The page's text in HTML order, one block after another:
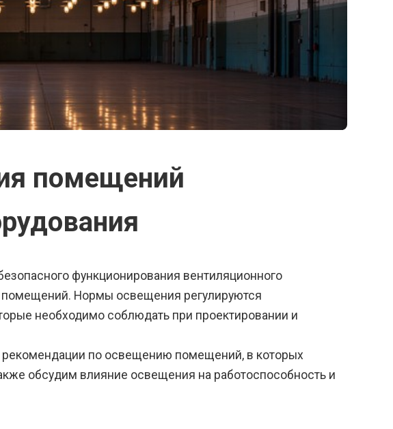
помещений
функционирования вентиляционного
Нормы освещения регулируются
необходимо соблюдать при проектировании и
по освещению помещений, в которых
обсудим влияние освещения на работоспособность и